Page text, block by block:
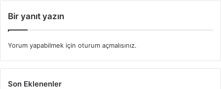
Bir yanıt yazın
Yorum yapabilmek için oturum açmalısınız.
Son Eklenenler